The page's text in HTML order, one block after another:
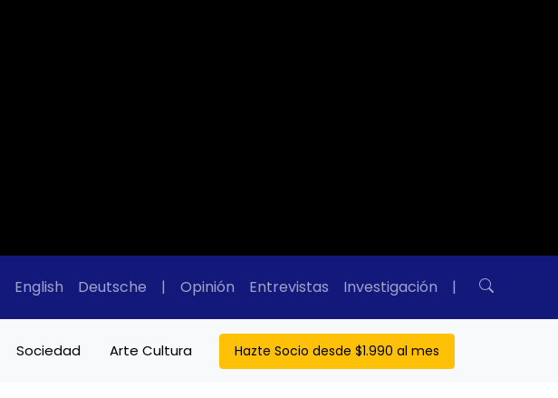
English Deutsche | Opinión Entrevistas Investigación |
Sociedad Arte Cultura Hazte Socio desde $1.990 al mes